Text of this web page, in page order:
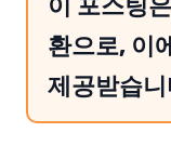
이 포스팅
환으로, 이
제공받습